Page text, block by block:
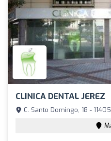
CLINICA DENTAL JEREZ
C. Santo Domingo, 18 -